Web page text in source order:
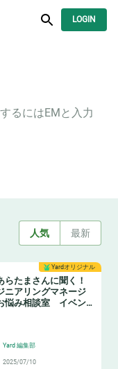
LOGIN
るにはEM と入力
人気 最新
Yardオリジナル
らたまさんに聞く！
ニアリングマネージ
悩み相談室 イベン
Yard 編集部
2025/07/10